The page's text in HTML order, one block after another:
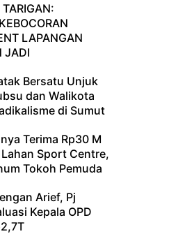
LAPANGAN
JADI
Bersatu Unjuk
dan Walikota
di Sumut
Terima Rp30 M
Sport Centre,
Tokoh Pemuda
Arief, Pj
Kepala OPD